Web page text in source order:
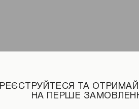
РЕЄСТРУЙТЕСЯ ТА
НА ПЕРШЕ